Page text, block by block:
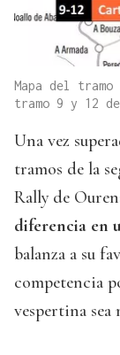
Mapa del
tramo 9 y 12
Una vez
tramos de la
Rally de
diferencia en
balanza a su
competencia
vespertina sea